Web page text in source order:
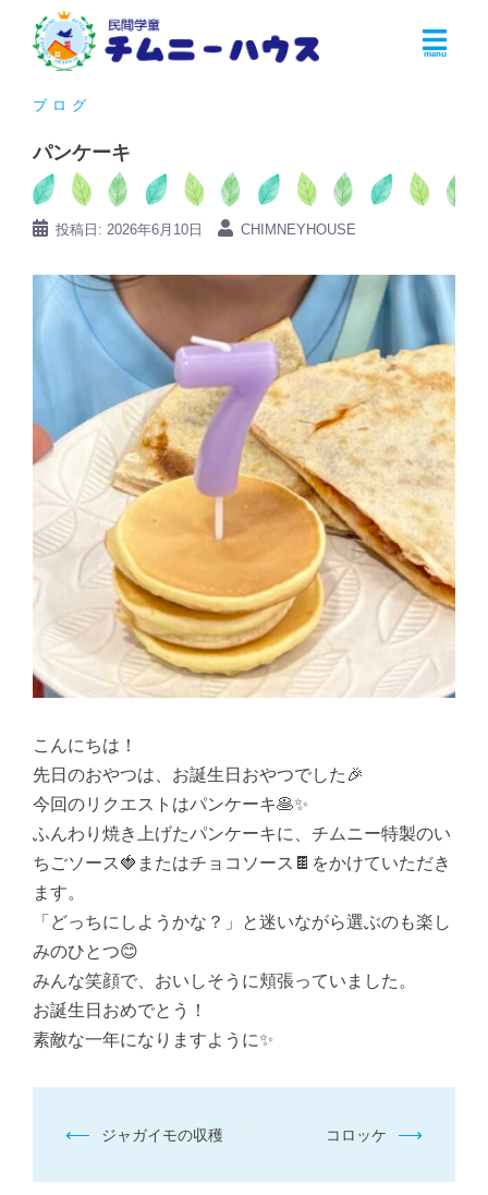
ブログ
パンケーキ
投稿日: 2026年6月10日 CHIMNEYHOUSE
こんにちは！
先日のおやつは、お誕生日おやつでした🎉
今回のリクエストはパンケーキ🥞✨
ふんわり焼き上げたパンケーキに、チムニー特製のい
ちごソース🍓またはチョコソース🍫をかけていただき
ます。
「どっちにしようかな？」と迷いながら選ぶのも楽し
みのひとつ😊
みんな笑顔で、おいしそうに頬張っていました。
お誕生日おめでとう！
素敵な一年になりますように✨
投
⟵ ジャガイモの収穫 コロッケ ⟶